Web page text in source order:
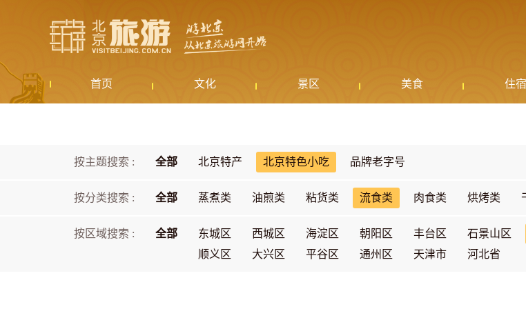
首页 文化 景区 美食 住宿
按主题搜索 : 全部 北京特产 北京特色小吃 品牌老字号
按分类搜索 : 全部 蒸煮类 油煎类 粘货类 流食类 肉食类 烘烤类
按区域搜索 : 全部 东城区 西城区 海淀区 朝阳区 丰台区 石景山区
顺义区
大兴区 平谷区 通州区 天津市 河北省